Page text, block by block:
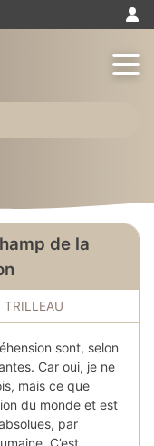
de la
sont, selon
Car oui, je ne
mais ce que
du monde et est
par
C’est